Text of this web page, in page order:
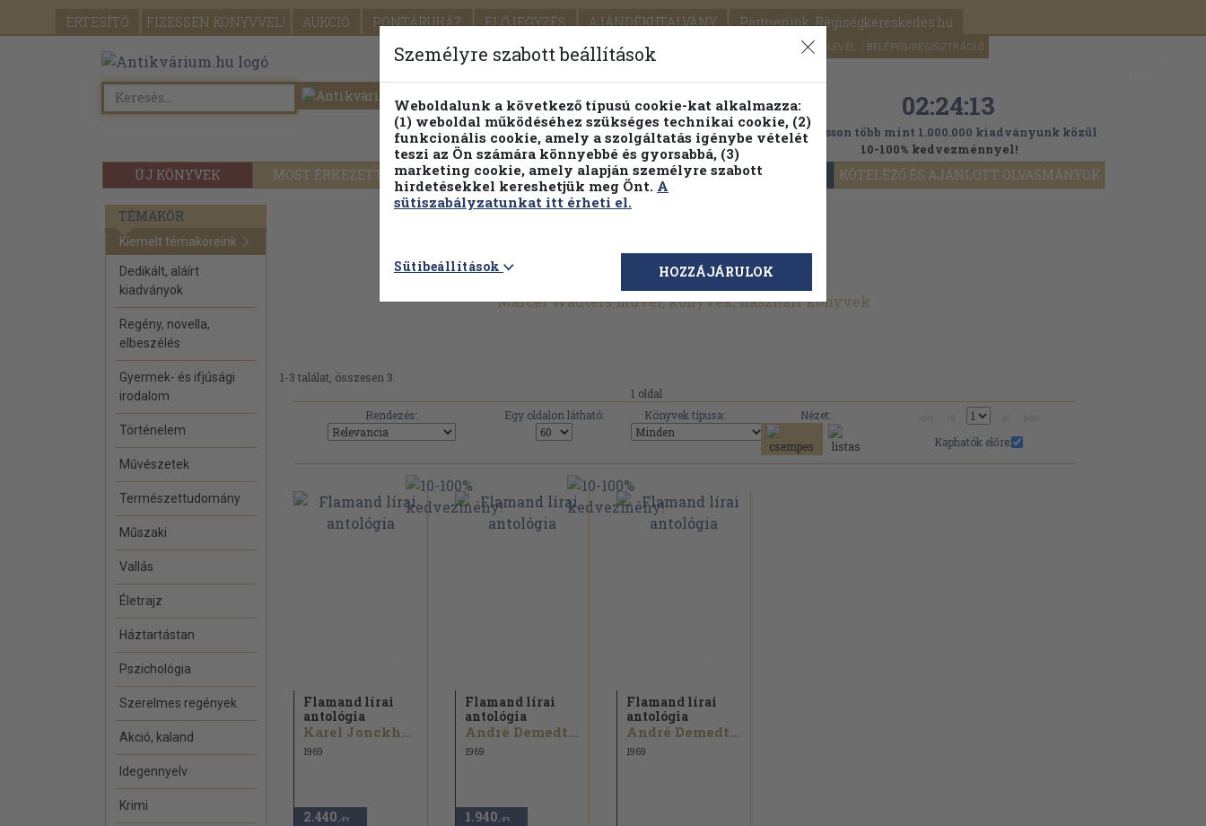
ÉRTESÍTŐ FIZESSEN KÖNYVVEL! AUKCIÓ PONTÁRUHÁZ ELŐJEGYZÉS AJÁNDÉKUTALVÁNY Partnerünk: Régiségkereskedés.hu
SEGÍTSÉG HÍRLEVÉL BELÉPÉS/REGISZTRÁCIÓ
ÚJ KÖNYVEK MOST ÉRKEZETT PILLANATNYI ÁRAINK FENNTARTHATÓ OLVASMÁNYOK KÖTELEZŐ ÉS AJÁNLOTT OLVASMÁNYOK
Részletes kereső Témaköri fa 02:24:12
Válogasson több mint 1.000.000 kiadványunk közül
10-100% kedvezménnyel!
TÉMAKÖR
Kiemelt témaköreink
Dedikált, aláírt
kiadványok
Regény, novella,
elbeszélés
Gyermek- és ifjúsági
irodalom
Történelem
Művészetek
Természettudomány
Műszaki
Vallás
Életrajz
Háztartástan
Pszichológia
Szerelmes regények
Akció, kaland
Idegennyelv
Krimi
Marcel Wauters művei, könyvek, használt könyvek
1-3 találat, összesen 3.
1 oldal
Rendezés:
Egy oldalon látható: Könyvek típusa:
Nézet:
Kaphatók előre:
Flamand lírai
antológia
Karel Jonckheere...
1969
2.440 ,-Ft
Flamand lírai
antológia
André Demedts...
1969
1.940 ,-Ft
Flamand lírai
antológia
André Demedts...
1969
Személyre szabott beállítások
Weboldalunk a következő típusú cookie-kat alkalmazza:
(1) weboldal működéséhez szükséges technikai cookie, (2)
funkcionális cookie, amely a szolgáltatás igénybe vételét
teszi az Ön számára könnyebbé és gyorsabbá, (3)
marketing cookie, amely alapján személyre szabott
hirdetésekkel kereshetjük meg Önt. A
sütiszabályzatunkat itt érheti el.
Sütibeállítások HOZZÁJÁRULOK